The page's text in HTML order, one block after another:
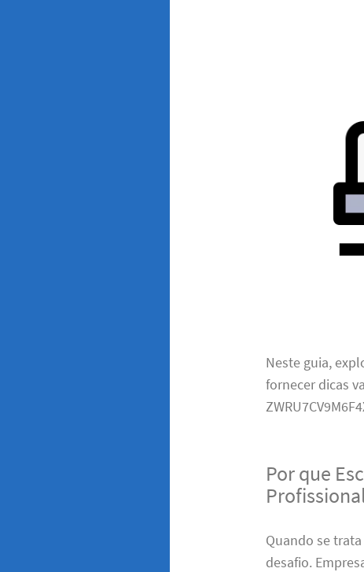
Neste guia,
fornecer dicas
Por que
Quando se
desafio.